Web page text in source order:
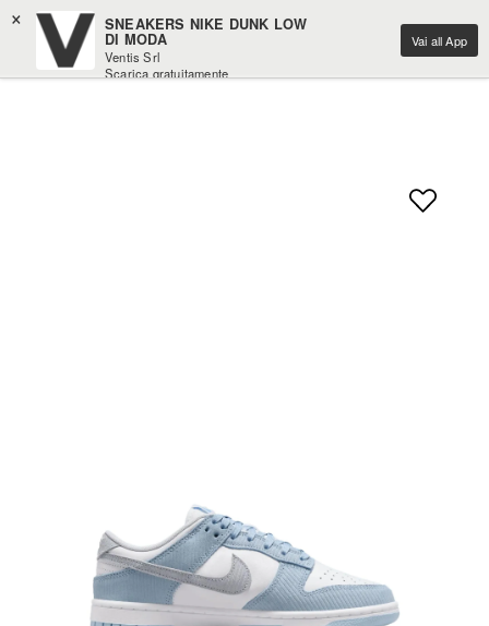
× SNEAKERS NIKE DUNK LOW
DI MODA
Ventis Srl
Scarica gratuitamente
Vai all App